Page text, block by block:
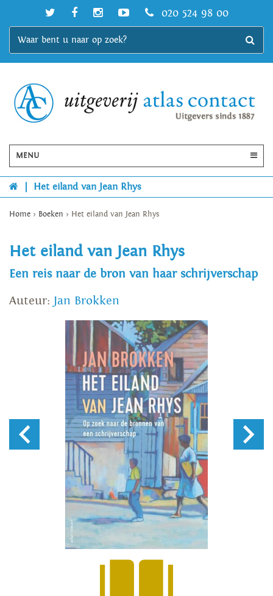
020 524 98 00
MENU
Het eiland van Jean Rhys
Home > Boeken > Het eiland van Jean Rhys
Het eiland van Jean Rhys
Een reis naar de bron van haar schrijverschap
Auteur: Jan Brokken